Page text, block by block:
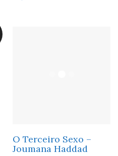
O Terceiro Sexo –
Joumana Haddad